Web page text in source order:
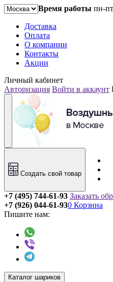
Время работы пн-
Доставка
Оплата
О компании
Контакты
Акции
Личный кабинет
Авторизация Войти в аккаунт
Создать свой товар
+7 (495) 744-61-93 Заказать
+7 (926) 044-61-93
Пишите нам:
0 Корзина
Каталог шариков